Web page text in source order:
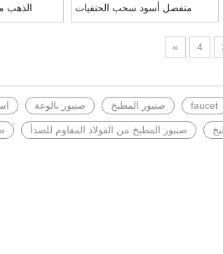
منفصل أسود سحب الحنفيات
بالوعة المطبخ
4
»
صنبور بالوعة صنبور المطبخ faucet
صنبور المطبخ من الفولاذ المقاوم للصدأ